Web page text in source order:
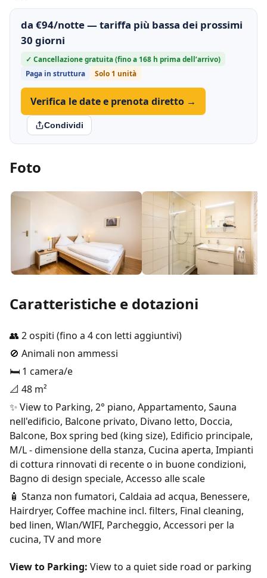
da €94/notte — tariffa più bassa dei prossimi
30 giorni
✓ Cancellazione gratuita (fino a 168 h prima dell’arrivo)
Paga in struttura
Solo 1 unità
Verifica le date e prenota diretto →
Condividi
Foto
Caratteristiche e dotazioni
👥 2 ospiti (fino a 4 con letti aggiuntivi)
🚫 Animali non ammessi
🛏️ 1 camera/e
📐 48 m²
✨ View to Parking, 2° piano, Appartamento, Sauna
nell'edificio, Balcone privato, Divano letto, Doccia,
Balcone, Box spring bed (king size), Edificio principale,
M/L - dimensione della stanza, Cucina aperta, Impianti
di cottura rinnovati di recente o in buone condizioni,
Bagno di design speciale, Accesso alle scale
🧴 Stanza non fumatori, Caldaia ad acqua, Benessere,
Hairdryer, Coffee machine incl. filters, Final cleaning,
bed linen, Wlan/WIFI, Parcheggio, Accessori per la
cucina, TV and more
View to Parking: View to a quiet side road or parking